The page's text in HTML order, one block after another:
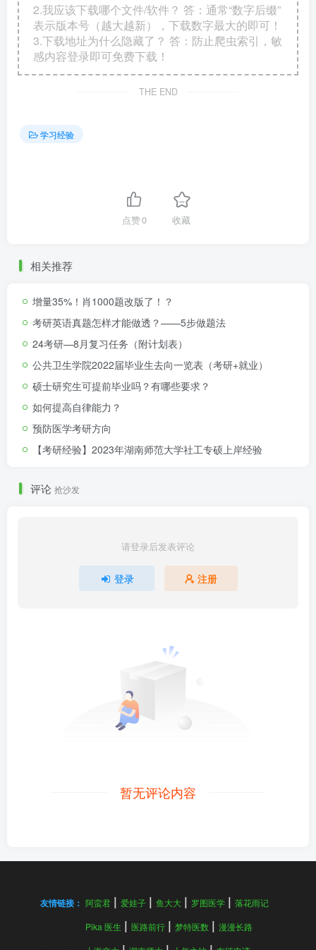
2.我应该下载哪个文件/软件？ 答：通常“数字后缀”
表示版本号（越大越新），下载数字最大的即可！
3.下载地址为什么隐藏了？ 答：防止爬虫索引，敏
感内容登录即可免费下载！
THE END
学习经验
点赞0 收藏
相关推荐
增量35%！肖1000题改版了！？
考研英语真题怎样才能做透？——5步做题法
24考研—8月复习任务（附计划表）
公共卫生学院2022届毕业生去向一览表（考研+就业）
硕士研究生可提前毕业吗？有哪些要求？
如何提高自律能力？
预防医学考研方向
【考研经验】2023年湖南师范大学社工专硕上岸经验
评论 抢沙发
请登录后发表评论
登录 注册
暂无评论内容
友情链接： 阿蛮君 爱娃子 鱼大大 罗图医学 落花雨记
Pika 医生 医路前行 梦特医数 漫漫长路